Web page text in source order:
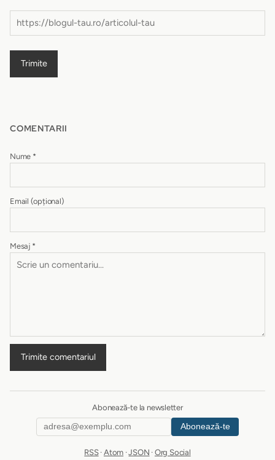
Trimite
COMENTARII
Nume *
Email (opțional)
Mesaj *
Trimite comentariul
Abonează-te la newsletter
Abonează-te
RSS· Atom ·JSON · Org Social